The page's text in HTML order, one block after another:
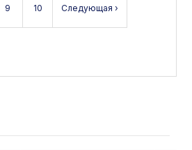
9 10 Следующая ›